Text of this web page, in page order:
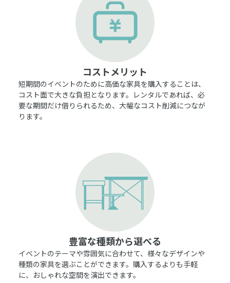
コストメリット
短期間のイベントのために高価な家具を購入することは、
コスト面で大きな負担となります。レンタルであれば、必
要な期間だけ借りられるため、大幅なコスト削減につなが
ります。
豊富な種類から選べる
イベントのテーマや雰囲気に合わせて、様々なデザインや
種類の家具を選ぶことができます。購入するよりも手軽
に、おしゃれな空間を演出できます。